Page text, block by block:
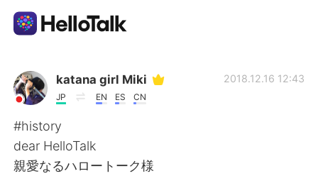
Language Exchange App
AI Grammar Checker
English
katana girl Miki
JP EN ES CN
2018.12.16 12:43
#history
dear HelloTalk
親愛なるハロートーク様